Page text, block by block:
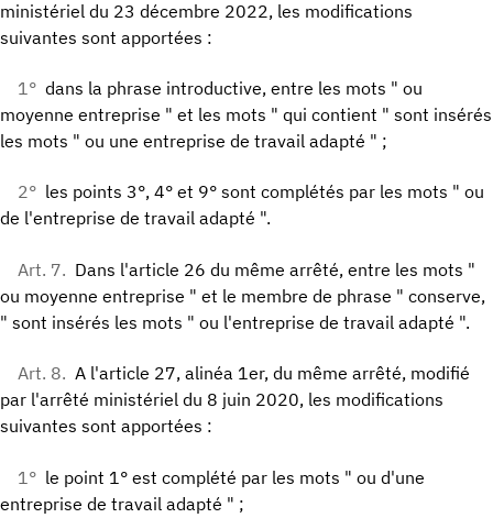
ministériel du 23 décembre 2022, les modifications
suivantes sont apportées :
1° dans la phrase introductive, entre les mots " ou
moyenne entreprise " et les mots " qui contient " sont insérés
les mots " ou une entreprise de travail adapté " ;
2° les points 3°, 4° et 9° sont complétés par les mots " ou
de l'entreprise de travail adapté ".
Art. 7. Dans l'article 26 du même arrêté, entre les mots "
ou moyenne entreprise " et le membre de phrase " conserve,
" sont insérés les mots " ou l'entreprise de travail adapté ".
Art. 8. A l'article 27, alinéa 1er, du même arrêté, modifié
par l'arrêté ministériel du 8 juin 2020, les modifications
suivantes sont apportées :
1° le point 1° est complété par les mots " ou d'une
entreprise de travail adapté " ;